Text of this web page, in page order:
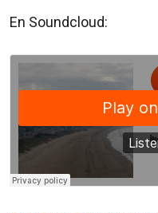
En Soundcloud: